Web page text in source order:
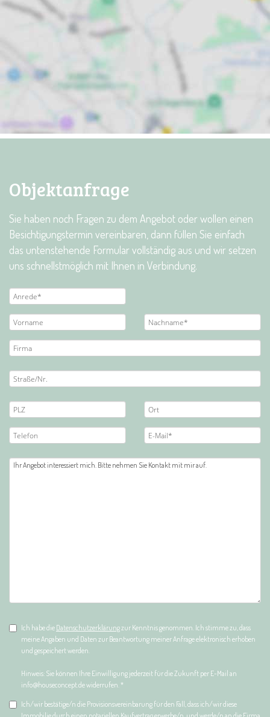
Objektanfrage
Sie haben noch Fragen zu dem Angebot oder wollen einen
Besichtigungstermin vereinbaren, dann füllen Sie einfach
das untenstehende Formular vollständig aus und wir setzen
uns schnellstmöglich mit Ihnen in Verbindung.
Ich habe die Datenschutzerklärungzur Kenntnis genommen. Ich stimme zu, dass
meine Angaben und Daten zur Beantwortung meiner Anfrage elektronisch erhoben
und gespeichert werden.
Hinweis: Sie können Ihre Einwilligung jederzeit für die Zukunft per E-Mail an
info@houseconcept.de widerrufen. *
Ich/wir bestätige/n die Provisionsvereinbarung für den Fall, dass ich/wir diese